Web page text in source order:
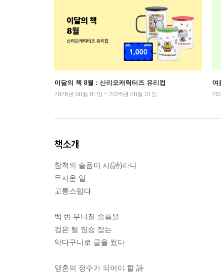
이달의 책 8월 : 산리오캐릭터즈 유리컵
2026년 08월 01일 ~ 2026년 08월 31일
여
책소개
참척의 슬픔이 시(詩)라니
무서운 일
고통스럽다
백 번 무너질 슬픔을
검은 털 짐승 잡는
악다구니로 글을 썼다
영혼의 정수가 되어야 할 詩